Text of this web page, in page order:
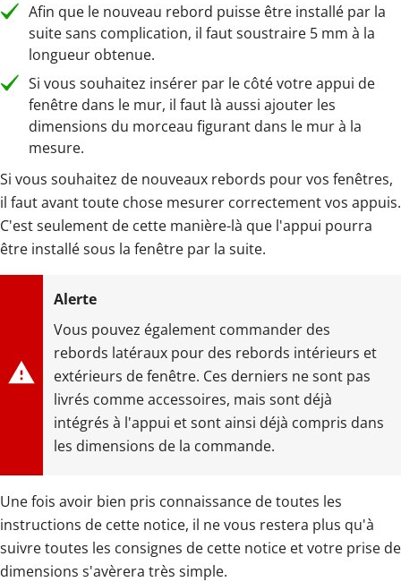
Afin que le nouveau rebord puisse être installé par la
suite sans complication, il faut soustraire 5 mm à la
longueur obtenue.
Si vous souhaitez insérer par le côté votre appui de
fenêtre dans le mur, il faut là aussi ajouter les
dimensions du morceau figurant dans le mur à la
mesure.
Si vous souhaitez de nouveaux rebords pour vos fenêtres,
il faut avant toute chose mesurer correctement vos appuis.
C'est seulement de cette manière-là que l'appui pourra
être installé sous la fenêtre par la suite.
Vous pouvez également commander des
rebords latéraux pour des rebords intérieurs et
extérieurs de fenêtre. Ces derniers ne sont pas
livrés comme accessoires, mais sont déjà
intégrés à l'appui et sont ainsi déjà compris dans
les dimensions de la commande.
Une fois avoir bien pris connaissance de toutes les
instructions de cette notice, il ne vous restera plus qu'à
suivre toutes les consignes de cette notice et votre prise de
dimensions s'avèrera très simple.